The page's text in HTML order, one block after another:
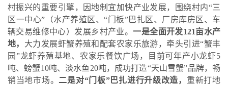
村振兴的重要引擎，因地制宜加快产业发展，围绕村内“三
区一中心”（水产养殖区、“门板”巴扎区、厂房库房 区、车
辆交易维修中心）发展乡村产业。一是全面开发121亩水产
地， 大力发展虾蟹养殖和配套农家乐旅游，牵头引进“蟹丰
园”龙虾养殖基地、 农家乐餐饮广场，目前可年产小龙虾5
吨、螃蟹10吨、淡水鱼20吨，成功打造“天山雪蟹”品牌，畅
销当地市场。 二是对“门板”巴扎进行升级改造， 重新打地